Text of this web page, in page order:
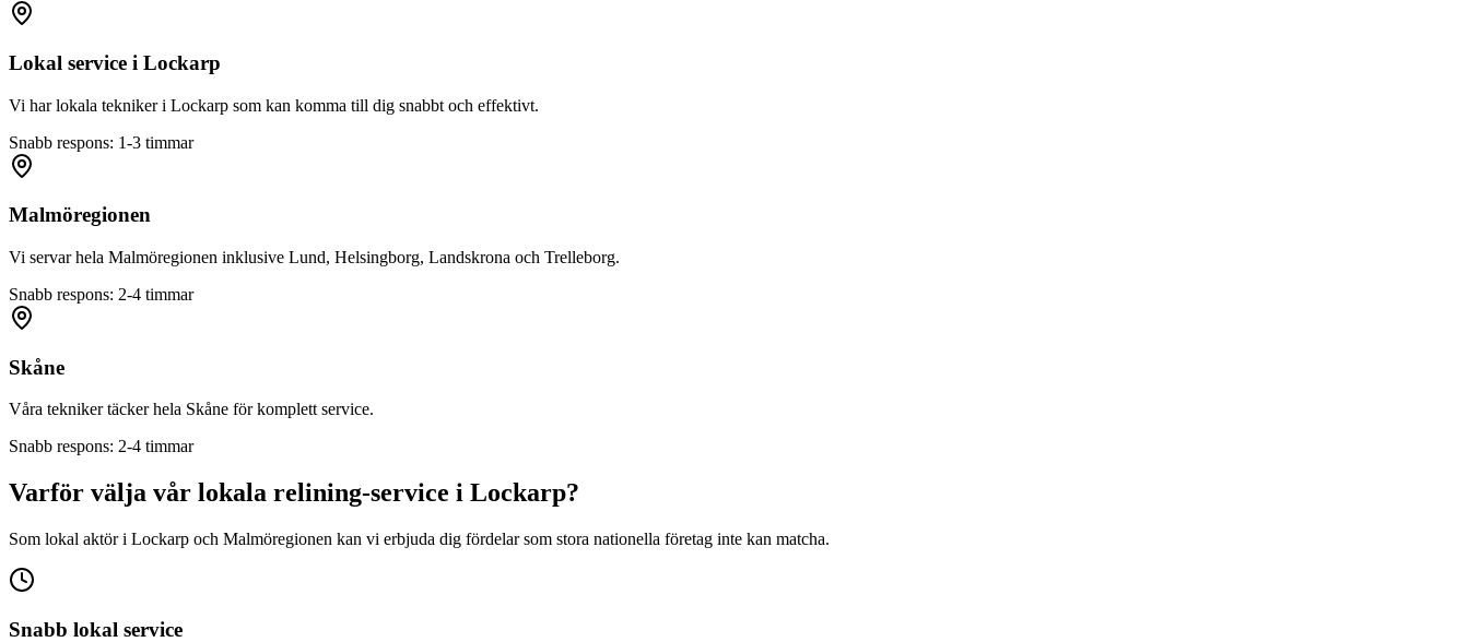
Lokal service i Lockarp
Vi har lokala tekniker i Lockarp som kan komma till dig snabbt och effektivt.
Snabb respons: 1-3 timmar
Malmöregionen
Vi servar hela Malmöregionen inklusive Lund, Helsingborg, Landskrona och Trelleborg.
Snabb respons: 2-4 timmar
Skåne
Våra tekniker täcker hela Skåne för komplett service.
Snabb respons: 2-4 timmar
Varför välja vår lokala relining-service i Lockarp?
Som lokal aktör i Lockarp och Malmöregionen kan vi erbjuda dig fördelar som stora nationella företag inte kan matcha.
Snabb lokal service